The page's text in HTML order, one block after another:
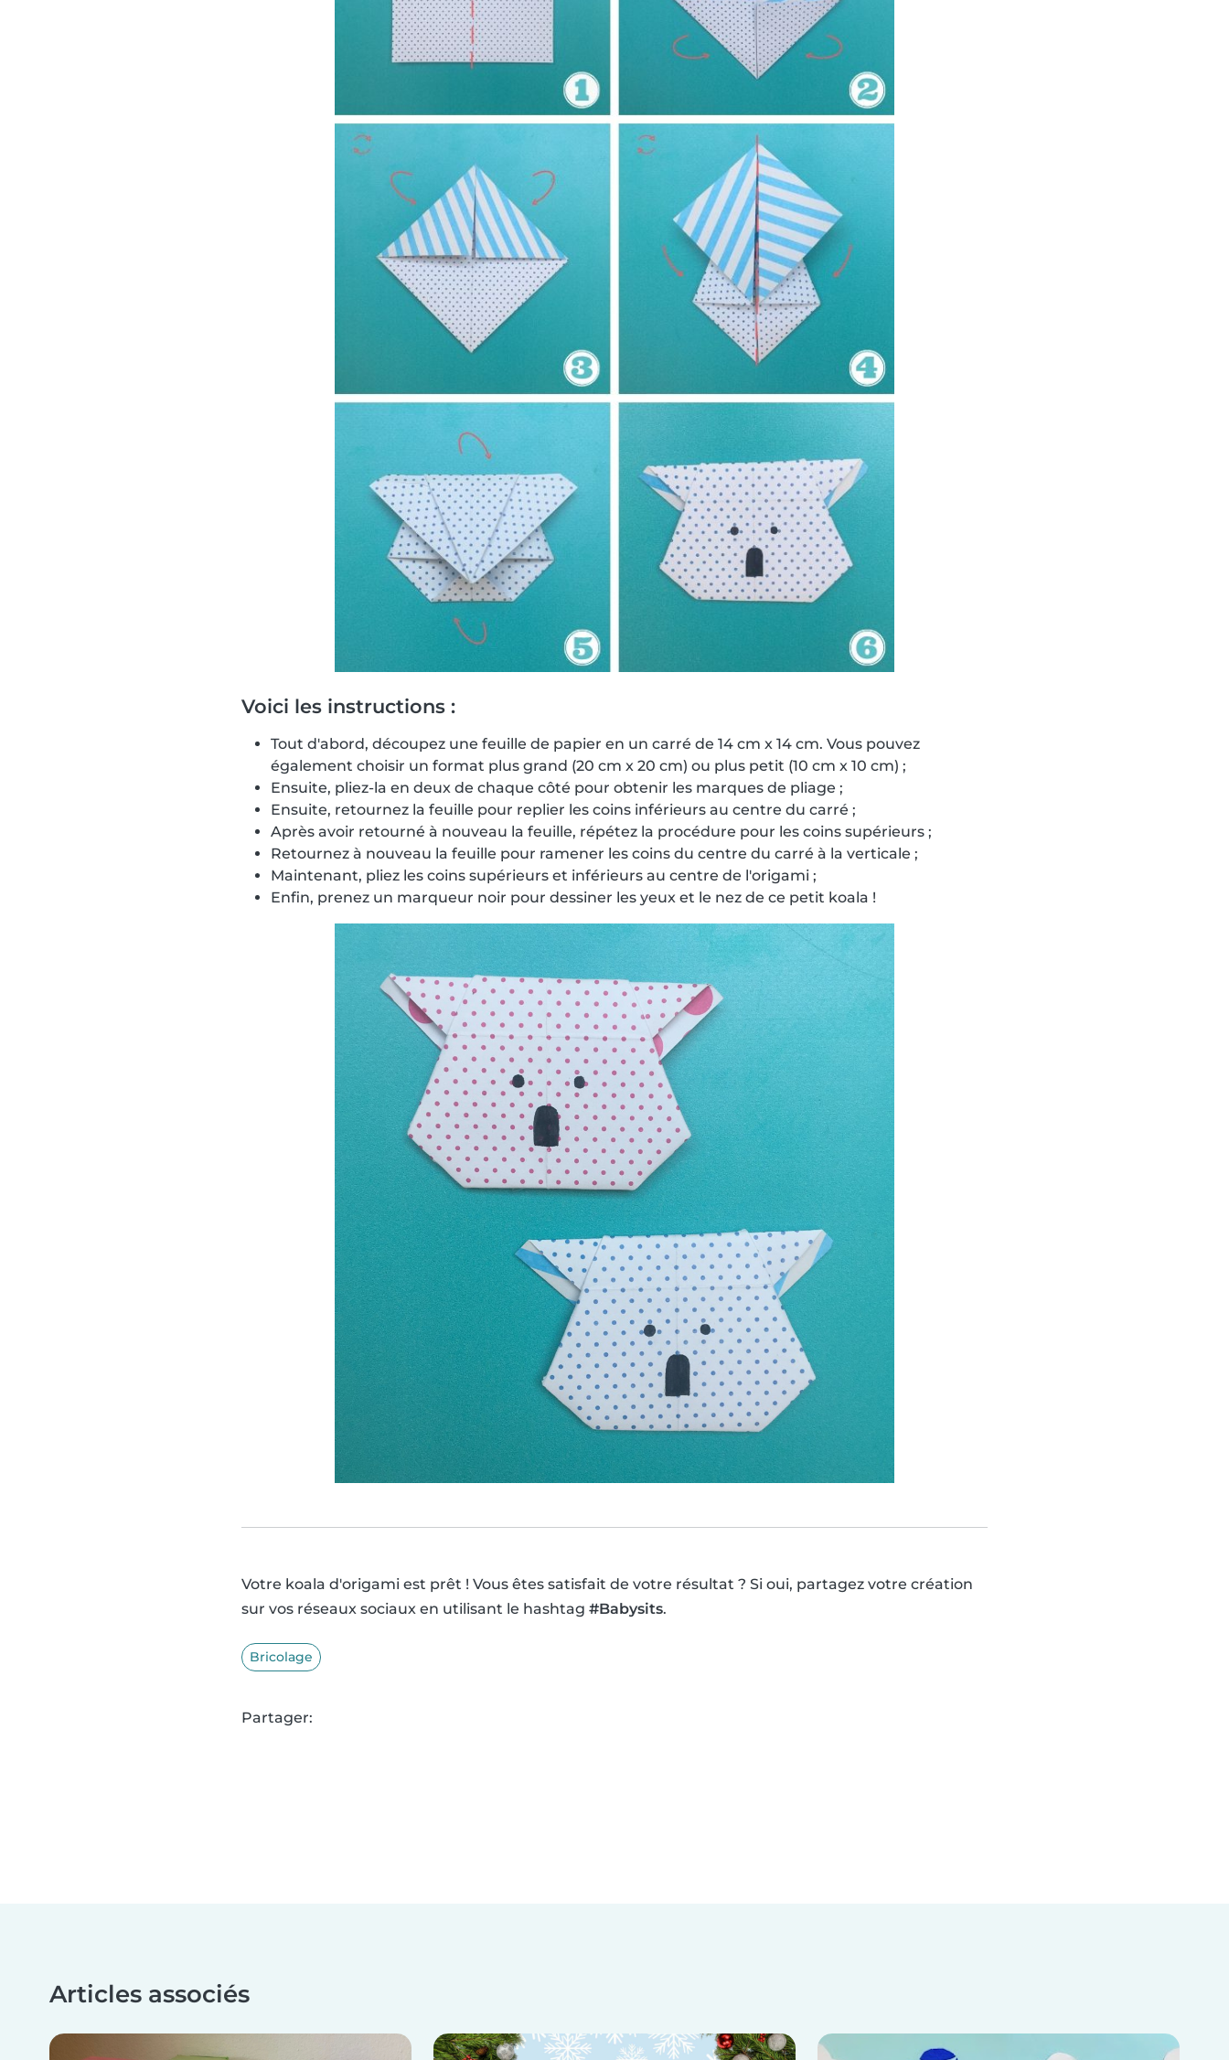
Voici les instructions :
Tout d'abord, découpez une feuille de papier en un carré de 14 cm x 14 cm. Vous pouvez
également choisir un format plus grand (20 cm x 20 cm) ou plus petit (10 cm x 10 cm) ;
Ensuite, pliez-la en deux de chaque côté pour obtenir les marques de pliage ;
Ensuite, retournez la feuille pour replier les coins inférieurs au centre du carré ;
Après avoir retourné à nouveau la feuille, répétez la procédure pour les coins supérieurs ;
Retournez à nouveau la feuille pour ramener les coins du centre du carré à la verticale ;
Maintenant, pliez les coins supérieurs et inférieurs au centre de l'origami ;
Enfin, prenez un marqueur noir pour dessiner les yeux et le nez de ce petit koala !
Votre koala d'origami est prêt ! Vous êtes satisfait de votre résultat ? Si oui, partagez votre création
sur vos réseaux sociaux en utilisant le hashtag #Babysits.
Bricolage
Partager:
Articles associés